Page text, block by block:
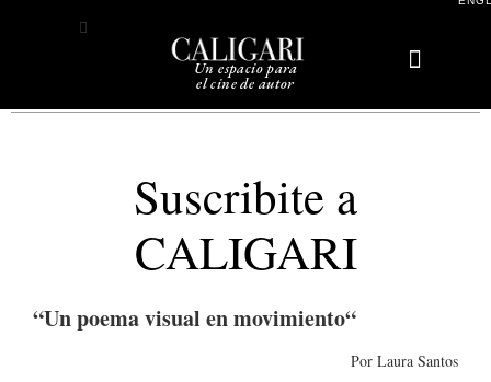
Un espacio para
el cine de autor
Suscribite a
CALIGARI
“Un poema visual en movimiento“
Por Laura Santos